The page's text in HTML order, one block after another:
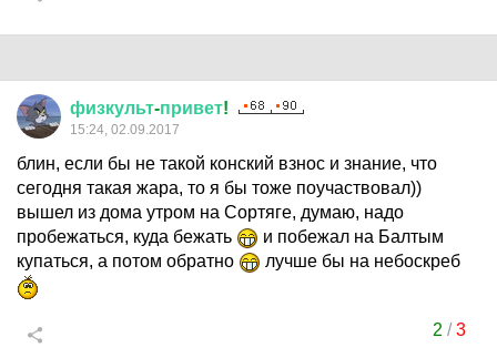
физкульт-привет!
15:24, 02.09.2017
блин, если бы не такой конский взнос и знание, что
сегодня такая жара, то я бы тоже поучаствовал))
вышел из дома утром на Сортяге, думаю, надо
пробежаться, куда бежать
и побежал на Балтым
купаться, а потом обратно
лучше бы на небоскреб
2 /3